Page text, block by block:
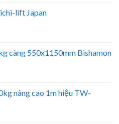
lift Japan
càng 550x1150mm Bishamon
nâng cao 1m hiệu TW-